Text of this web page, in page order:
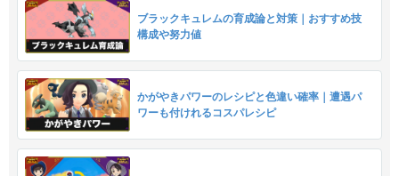
ブラックキュレムの育成論と対策｜おすすめ技
構成や努力値
かがやきパワーのレシピと色違い確率｜遭遇パ
ワーも付けれるコスパレシピ